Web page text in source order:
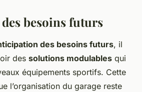
besoins futurs
des besoins futurs, il
des solutions modulables qui
équipements sportifs. Cette
l’organisation du garage reste